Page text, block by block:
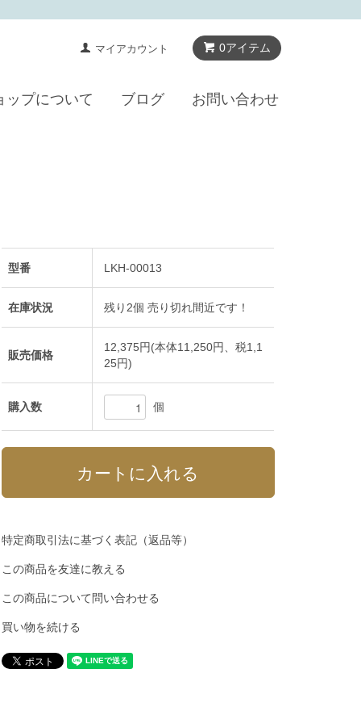
0アイテム
マイアカウント
ップについて ブログ お問い合わせ
型番 LKH-00013
在庫状況 残り2個 売り切れ間近です！
販売価格
12,375円(本体11,250円、税1,1
25円)
購入数 個
特定商取引法に基づく表記（返品等）
この商品を友達に教える
この商品について問い合わせる
買い物を続ける